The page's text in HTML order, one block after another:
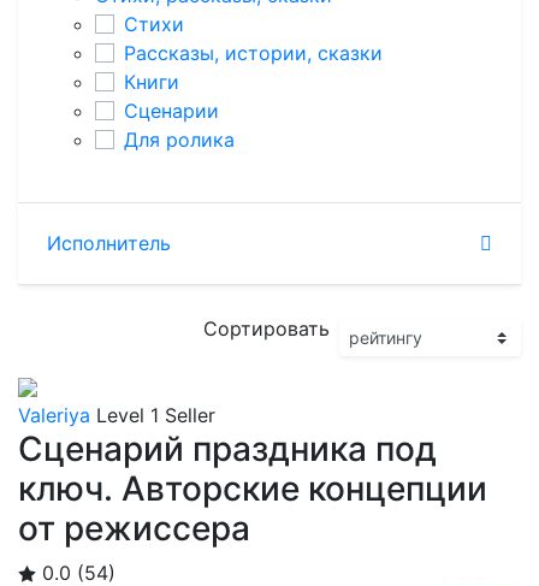
Стихи
Рассказы, истории, сказки
Книги
Сценарии
Для ролика
Исполнитель
Сортировать
Valeriya Level 1 Seller
Сценарий праздника под
ключ. Авторские концепции
от режиссера
0.0 (54)